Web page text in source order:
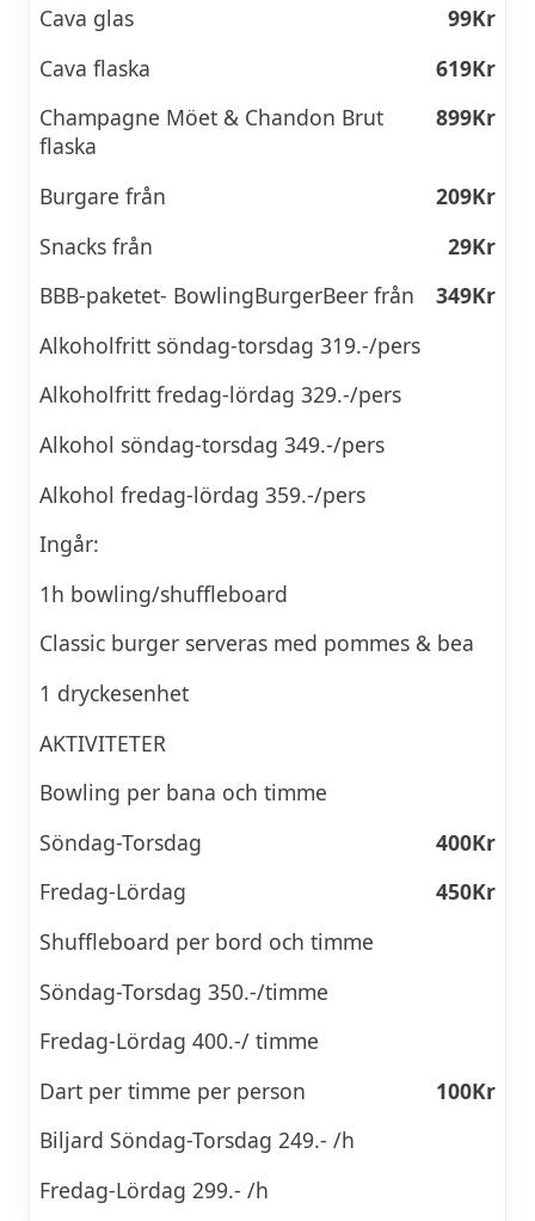
Cava glas
99Kr
Cava flaska
619Kr
Champagne Möet & Chandon Brut
flaska
899Kr
Burgare från
209Kr
Snacks från
29Kr
BBB-paketet- BowlingBurgerBeer från
349Kr
Alkoholfritt söndag-torsdag 319.-/pers
Alkoholfritt fredag-lördag 329.-/pers
Alkohol söndag-torsdag 349.-/pers
Alkohol fredag-lördag 359.-/pers
Ingår:
1h bowling/shuffleboard
Classic burger serveras med pommes & bea
1 dryckesenhet
AKTIVITETER
Bowling per bana och timme
Söndag-Torsdag
400Kr
Fredag-Lördag
450Kr
Shuffleboard per bord och timme
Söndag-Torsdag 350.-/timme
Fredag-Lördag 400.-/ timme
Dart per timme per person
100Kr
Biljard Söndag-Torsdag 249.- /h
Fredag-Lördag 299.- /h